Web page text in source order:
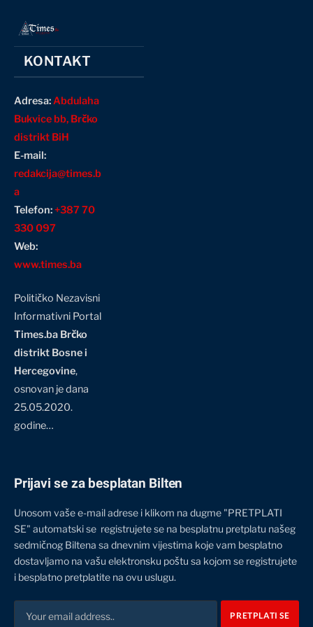
KONTAKT
Adresa:Abdulaha
Bukvice bb, Brčko
distrikt BiH
E-mail:
redakcija@times.b
a
Telefon:+387 70
330 097
Web:
www.times.ba
Političko Nezavisni
Informativni Portal
Times.ba Brčko
distrikt Bosne i
Hercegovine,
osnovan je dana
25.05.2020.
godine…
Prijavi se za besplatan Bilten
Unosom vaše e-mail adrese i klikom na dugme "PRETPLATI
SE" automatski se registrujete se na besplatnu pretplatu našeg
sedmičnog Biltena sa dnevnim vijestima koje vam besplatno
dostavljamo na vašu elektronsku poštu sa kojom se registrujete
i besplatno pretplatite na ovu uslugu.